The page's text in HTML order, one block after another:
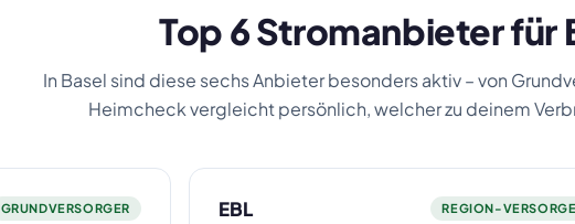
Top 6 Stromanbieter für
In Basel sind diese sechs Anbieter besonders aktiv – von
Heimcheck vergleicht persönlich, welcher zu deinem
GRUNDVERSORGER EBL REGION-